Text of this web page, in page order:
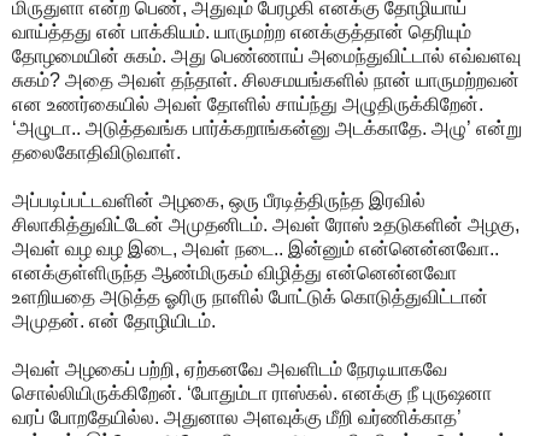
மிருதுளா என்ற பெண், அதுவும் பேரழகி எனக்கு தோழியாய்
வாய்த்தது என் பாக்கியம். யாருமற்ற எனக்குத்தான் தெரியும்
தோழமையின் சுகம். அது பெண்ணாய் அமைந்துவிட்டால் எவ்வளவு
சுகம்? அதை அவள் தந்தாள். சிலசமயங்களில் நான் யாருமற்றவன்
என உணர்கையில் அவள் தோளில் சாய்ந்து அழுதிருக்கிறேன்.
‘அழுடா.. அடுத்தவங்க பார்க்கறாங்கன்னு அடக்காதே. அழு’ என்று
தலைகோதிவிடுவாள்.
அப்படிப்பட்டவளின் அழகை, ஒரு பீரடித்திருந்த இரவில்
சிலாகித்துவிட்டேன் அமுதனிடம். அவள் ரோஸ் உதடுகளின் அழகு,
அவள் வழ வழ இடை, அவள் நடை.. இன்னும் என்னென்னவோ..
எனக்குள்ளிருந்த ஆண்மிருகம் விழித்து என்னென்னவோ
உளறியதை அடுத்த ஓரிரு நாளில் போட்டுக் கொடுத்துவிட்டான்
அமுதன். என் தோழியிடம்.
அவள் அழகைப் பற்றி, ஏற்கனவே அவளிடம் நேரடியாகவே
சொல்லியிருக்கிறேன். ‘போதும்டா ராஸ்கல். எனக்கு நீ புருஷனா
வரப் போறதேயில்ல. அதுனால அளவுக்கு மீறி வர்ணிக்காத’